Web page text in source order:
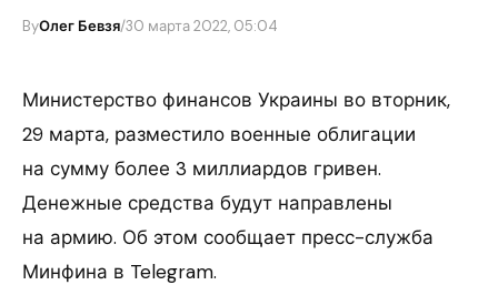
ByОлег Бевзя/30 марта 2022, 05:04
Министерство финансов Украины во вторник,
29 марта, разместило военные облигации
на сумму более 3 миллиардов гривен.
Денежные средства будут направлены
на армию. Об этом сообщает пресс-служба
Минфина в Telegram.